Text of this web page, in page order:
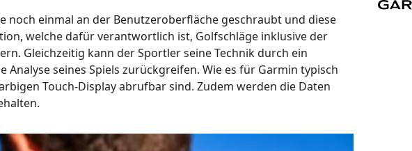
noch einmal an der Benutzeroberfläche geschraubt und diese
welche dafür verantwortlich ist, Golfschläge inklusive der
Gleichzeitig kann der Sportler seine Technik durch ein
seines Spiels zurückgreifen. Wie es für Garmin typisch
Touch-Display abrufbar sind. Zudem werden die Daten